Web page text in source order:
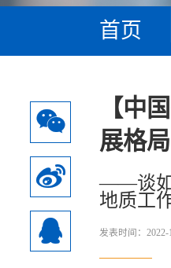
首页
【中
展格
——谈如
地质工
发表时间：